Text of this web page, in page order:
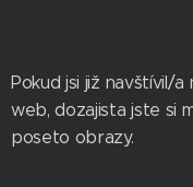
Pokud jsi již navštívil/
web, dozajista jste si
poseto obrazy.